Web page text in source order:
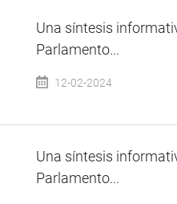
Una síntesis
Parlamento...
12-02-2024
Una síntesis
Parlamento...